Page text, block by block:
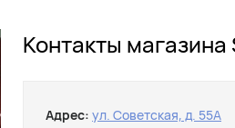
Контакты
Адрес: ул. Советская, д. 55А